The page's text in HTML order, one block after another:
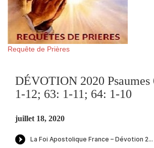
Requête de Prières
DÉVOTION 2020 Psaumes
1-12; 63: 1-11; 64: 1-10
juillet 18, 2020